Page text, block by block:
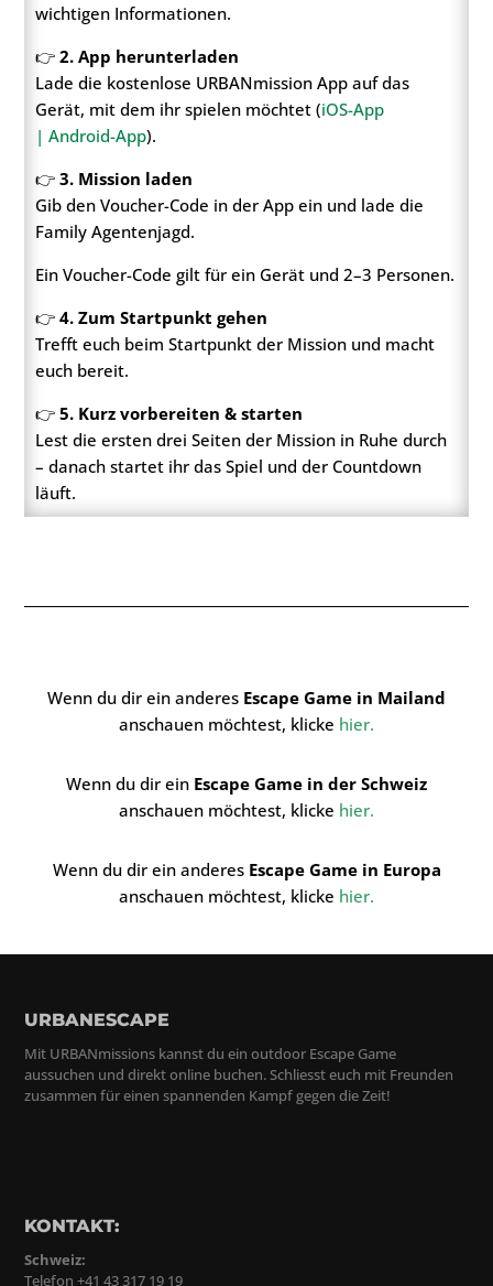
wichtigen Informationen.
👉 2. App herunterladen
Lade die kostenlose URBANmission App auf das
Gerät, mit dem ihr spielen möchtet (iOS-App
| Android-App).
👉 3. Mission laden
Gib den Voucher-Code in der App ein und lade die
Family Agentenjagd.
Ein Voucher-Code gilt für ein Gerät und 2–3 Personen.
👉 4. Zum Startpunkt gehen
Trefft euch beim Startpunkt der Mission und macht
euch bereit.
👉 5. Kurz vorbereiten & starten
Lest die ersten drei Seiten der Mission in Ruhe durch
– danach startet ihr das Spiel und der Countdown
läuft.
Wenn du dir ein anderes Escape Game in Mailand
anschauen möchtest, klicke hier.
Wenn du dir ein Escape Game in der Schweiz
anschauen möchtest, klicke hier.
Wenn du dir ein anderes Escape Game in Europa
anschauen möchtest, klicke hier.
URBANESCAPE
Mit URBANmissions kannst du ein outdoor Escape Game
aussuchen und direkt online buchen. Schliesst euch mit Freunden
zusammen für einen spannenden Kampf gegen die Zeit!
KONTAKT:
Schweiz:
Telefon +41 43 317 19 19